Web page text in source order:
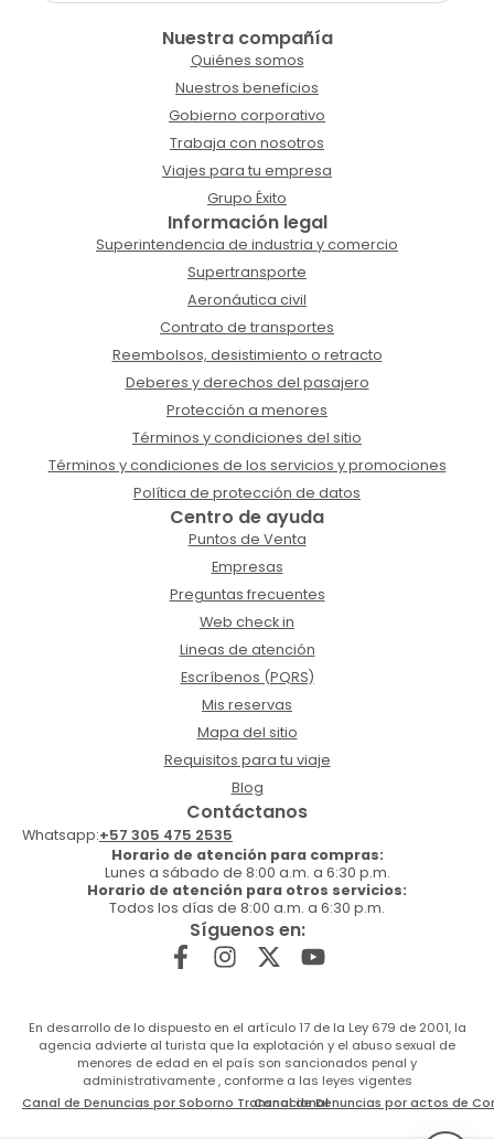
Nuestra compañía
Quiénes somos
Nuestros beneficios
Gobierno corporativo
Trabaja con nosotros
Viajes para tu empresa
Grupo Éxito
Información legal
Superintendencia de industria y comercio
Supertransporte
Aeronáutica civil
Contrato de transportes
Reembolsos, desistimiento o retracto
Deberes y derechos del pasajero
Protección a menores
Términos y condiciones del sitio
Términos y condiciones de los servicios y promociones
Política de protección de datos
Centro de ayuda
Puntos de Venta
Empresas
Preguntas frecuentes
Web check in
Lineas de atención
Escríbenos (PQRS)
Mis reservas
Mapa del sitio
Requisitos para tu viaje
Blog
Contáctanos
Whatsapp:+57 305 475 2535
Horario de atención para compras:
Lunes a sábado de 8:00 a.m. a 6:30 p.m.
Horario de atención para otros servicios:
Todos los días de 8:00 a.m. a 6:30 p.m.
Síguenos en:
En desarrollo de lo dispuesto en el artículo 17 de la Ley 679 de 2001, la
agencia advierte al turista que la explotación y el abuso sexual de
menores de edad en el país son sancionados penal y
administrativamente , conforme a las leyes vigentes
Canal de Denuncias por Soborno TransnacionalCanal de Denuncias por actos de